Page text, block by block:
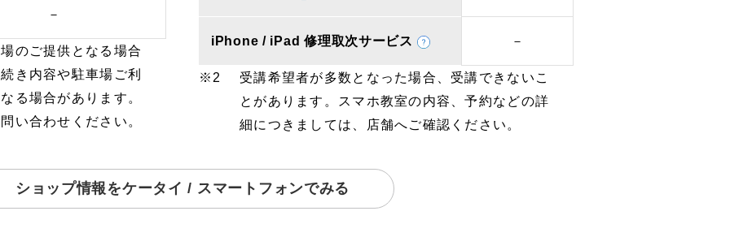
－
のご提供となる場合
き内容や駐車場ご利
る場合があります。
い合わせください。
iPhone / iPad 修理取次サービス －
受講希望者が多数となった場合、受講できないこ
とがあります。スマホ教室の内容、予約などの詳
細につきましては、店舗へご確認ください。
ショップ情報をケータイ / スマートフォンでみる